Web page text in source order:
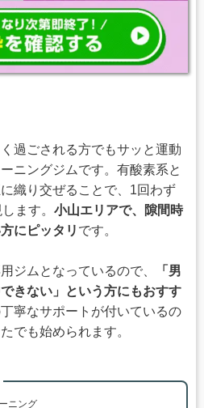
過ごされる方でもサッと運動
ニングジムです。有酸素系と
織り交ぜることで、1回わず
ます。 小山エリアで、隙間時
にピッタリ です。
ジムとなっているので、
「男
きない」という方にもおすす
寧なサポートが付いているの
でも始められます。
ニング